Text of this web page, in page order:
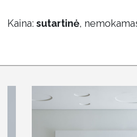
Kaina: sutartinė,